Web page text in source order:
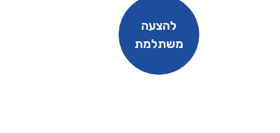
להצעה
משתלמת